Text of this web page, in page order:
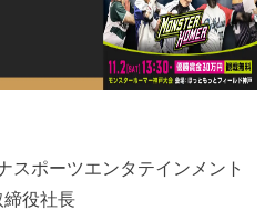
スポーツエンタテインメント
締役社長